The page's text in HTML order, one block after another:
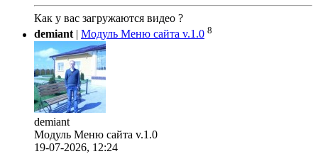
Как у вас загружаются видео ?
demiant| Модуль Меню сайта v.1.0 8
demiant
Модуль Меню сайта v.1.0
19-07-2026, 12:24